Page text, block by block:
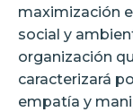
maximización
social y
organización
caracterizará
empatía y